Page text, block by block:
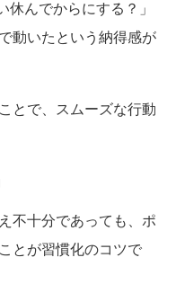
休んでからにする？」
動いたという納得感が
とで、スムーズな行動
不十分であっても、ポ
とが習慣化のコツで